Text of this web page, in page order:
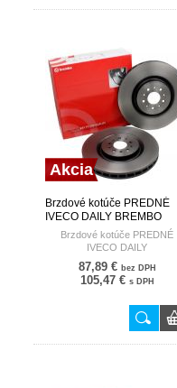
Akcia
Brzdové kotúče PREDNÉ
IVECO DAILY BREMBO
Brzdové kotúče PREDNÉ
IVECO DAILY
87,89 € bez DPH
105,47 € s DPH